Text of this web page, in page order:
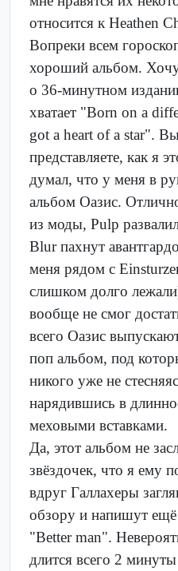
относится к Heathen
Вопреки всем
хороший альбом.
о 36-минутном
хватает "Born on a
got a heart of a star".
представляете, как я
думал, что у меня в
альбом Оазис.
из моды, Pulp
Blur пахнут
меня рядом с
слишком долго
вообще не смог
всего Оазис
поп альбом, под
никого уже не
нарядившись в
меховыми вставками.
Да, этот альбом не
звёздочек, что я ему
вдруг Галлахеры
обзору и напишут
"Better man".
длится всего 2